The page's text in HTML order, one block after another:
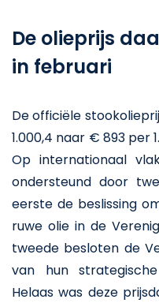
De olieprijs
in februari
De officiële
1.000,4 naar € 893 per
Op internationaal
ondersteund door
eerste de beslissing
ruwe olie in de
tweede besloten de
van hun
Helaas was deze